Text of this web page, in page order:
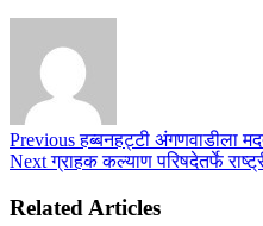
Previousहब्बनहट्टी अंगणवाडीला
Nextग्राहक कल्याण परिषदेतर्फे
Related Articles